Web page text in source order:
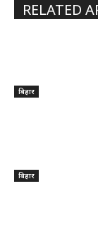
RELATED
बिहार
बिहार